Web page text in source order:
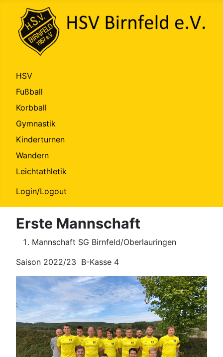
HSV
Fußball
Korbball
Gymnastik
Kinderturnen
Wandern
Leichtathletik
Login/Logout
Erste Mannschaft
Mannschaft SG Birnfeld/Oberlauringen
Saison 2022/23 B-Kasse 4